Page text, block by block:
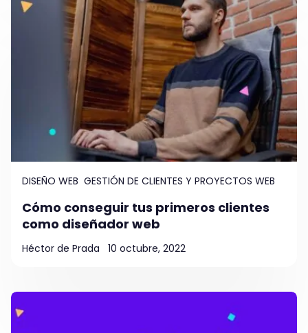
DISEÑO WEB GESTIÓN DE CLIENTES Y PROYECTOS WEB
Cómo conseguir tus primeros clientes
como diseñador web
Héctor de Prada 10 octubre, 2022